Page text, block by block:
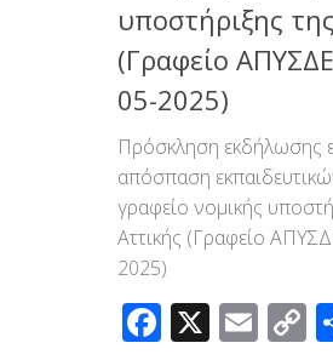
υποστήριξης
(Γραφείο
05-2025)
Πρόσκληση εκδήλωσης
απόσπαση
γραφείο νομικής
Αττικής (Γραφείο
2025)
Facebook
X